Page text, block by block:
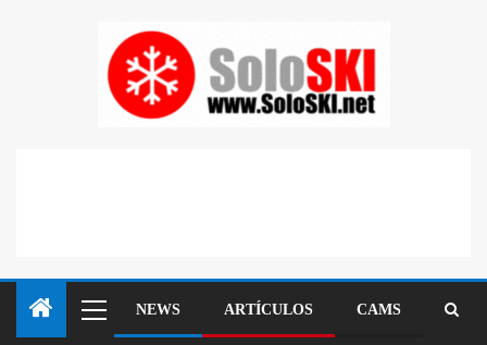
NEWS ARTÍCULOS CAMS